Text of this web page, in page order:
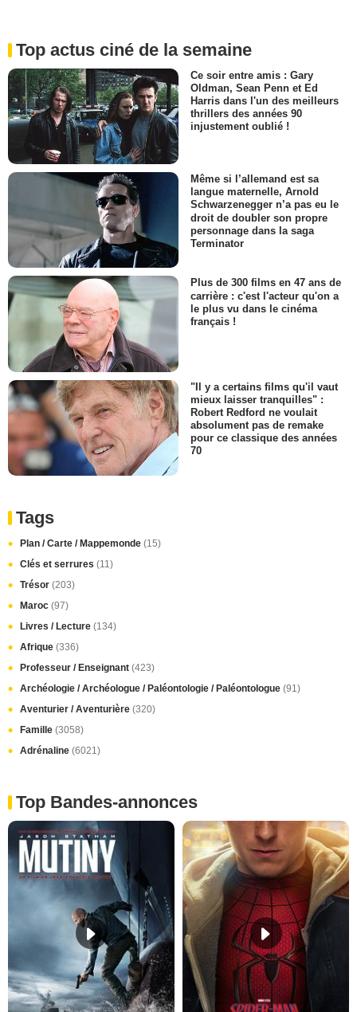
Top actus ciné de la semaine
Ce soir entre amis : Gary
Oldman, Sean Penn et Ed
Harris dans l'un des meilleurs
thrillers des années 90
injustement oublié !
Même si l’allemand est sa
langue maternelle, Arnold
Schwarzenegger n’a pas eu le
droit de doubler son propre
personnage dans la saga
Terminator
Plus de 300 films en 47 ans de
carrière : c'est l'acteur qu'on a
le plus vu dans le cinéma
français !
"Il y a certains films qu'il vaut
mieux laisser tranquilles" :
Robert Redford ne voulait
absolument pas de remake
pour ce classique des années
70
Tags
Plan / Carte / Mappemonde (15)
Clés et serrures (11)
Trésor (203)
Maroc (97)
Livres / Lecture (134)
Afrique (336)
Professeur / Enseignant (423)
Archéologie / Archéologue / Paléontologie / Paléontologue (91)
Aventurier / Aventurière (320)
Famille (3058)
Adrénaline (6021)
Top Bandes-annonces